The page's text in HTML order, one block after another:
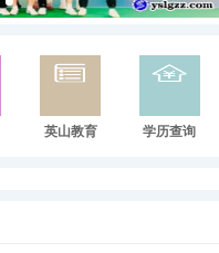
英山教育 学历查询